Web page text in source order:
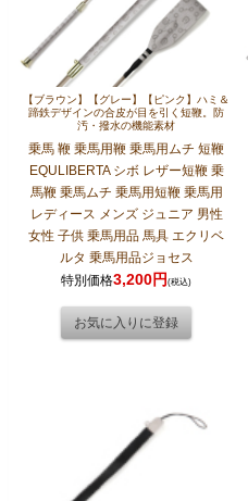
【ブラウン】【グレー】【ピンク】ハミ＆
蹄鉄デザインの合皮が目を引く短鞭。防
汚・撥水の機能素材
乗馬 鞭 乗馬用鞭 乗馬用ムチ 短鞭
EQULIBERTA シボ レザー短鞭 乗
馬鞭 乗馬ムチ 乗馬用短鞭 乗馬用
レディース メンズ ジュニア 男性
女性 子供 乗馬用品 馬具 エクリベ
ルタ 乗馬用品ジョセス
特別価格3,200円(税込)